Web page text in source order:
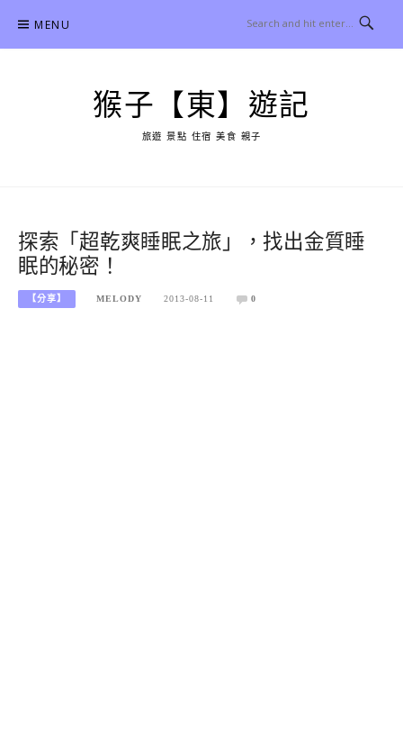
content
MENU
猴子【東】遊記
旅遊 景點 住宿 美食 親子
探索「超乾爽睡眠之旅」，找出金質睡
眠的秘密！
【分享】 MELODY 2013-08-11 0